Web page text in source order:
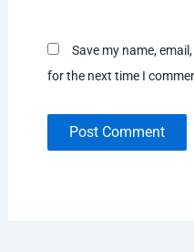
Save my name,
for the next time I